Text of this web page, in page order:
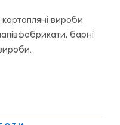
вироби
барні